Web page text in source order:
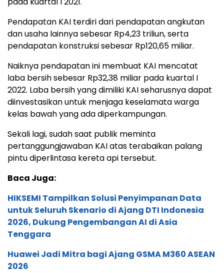
Pendapatan KAI terdiri dari pendapatan angkutan
dan usaha lainnya sebesar Rp4,23 triliun, serta
pendapatan konstruksi sebesar Rp120,65 miliar.
Naiknya pendapatan ini membuat KAI mencatat
laba bersih sebesar Rp32,38 miliar pada kuartal I
2022. Laba bersih yang dimiliki KAI seharusnya dapat
diinvestasikan untuk menjaga keselamata warga
kelas bawah yang ada diperkampungan.
Sekali lagi, sudah saat publik meminta
pertanggungjawaban KAI atas terabaikan palang
pintu diperlintasa kereta api tersebut.
Baca Juga:
HIKSEMI Tampilkan Solusi Penyimpanan Data
untuk Seluruh Skenario di Ajang DTI Indonesia
2026, Dukung Pengembangan AI di Asia
Tenggara
Huawei Jadi Mitra bagi Ajang GSMA M360 ASEAN
2026